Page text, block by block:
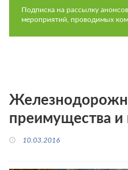
Подписка на рассылку
мероприятий, проводимых
преимущества и
10.03.2016